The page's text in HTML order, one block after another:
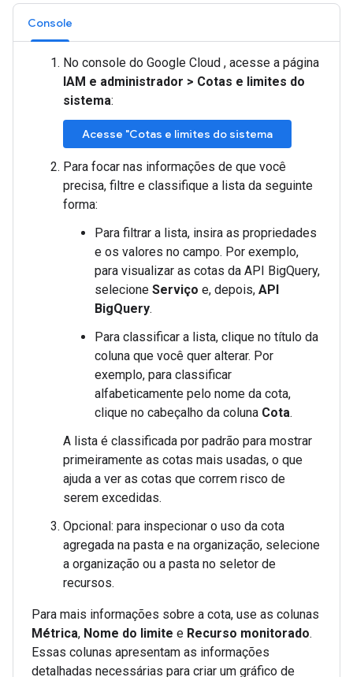
Console
No console do Google Cloud , acesse a página
IAM e administrador > Cotas e limites do
sistema:
Acesse "Cotas e limites do sistema
Para focar nas informações de que você
precisa, filtre e classifique a lista da seguinte
forma:
Para filtrar a lista, insira as propriedades
e os valores no campo. Por exemplo,
para visualizar as cotas da API BigQuery,
selecione Serviço e, depois, API
BigQuery.
Para classificar a lista, clique no título da
coluna que você quer alterar. Por
exemplo, para classificar
alfabeticamente pelo nome da cota,
clique no cabeçalho da coluna Cota.
A lista é classificada por padrão para mostrar
primeiramente as cotas mais usadas, o que
ajuda a ver as cotas que correm risco de
serem excedidas.
Opcional: para inspecionar o uso da cota
agregada na pasta e na organização, selecione
a organização ou a pasta no seletor de
recursos.
Para mais informações sobre a cota, use as colunas
Métrica, Nome do limite e Recurso monitorado.
Essas colunas apresentam as informações
detalhadas necessárias para criar um gráfico de